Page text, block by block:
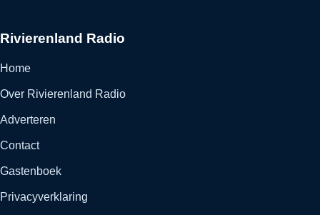
Rivierenland Radio
Home
Over Rivierenland Radio
Adverteren
Contact
Gastenboek
Privacyverklaring